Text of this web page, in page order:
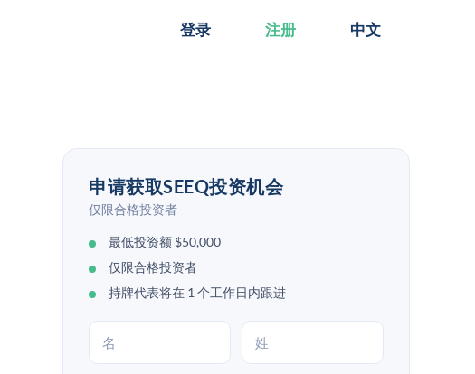
登录 注册 中文
申请获取SEEQ投资机会
仅限合格投资者
最低投资额 $50,000
仅限合格投资者
持牌代表将在 1 个工作日内跟进